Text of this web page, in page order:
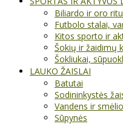
Biliardo ir oro
Futbolo stalai,
Kitos sporto ir
Šokių ir žaidimų
Šokliukai,
LAUKO ŽAISLAI
Batutai
Sodininkystės
Vandens ir
Sūpynės